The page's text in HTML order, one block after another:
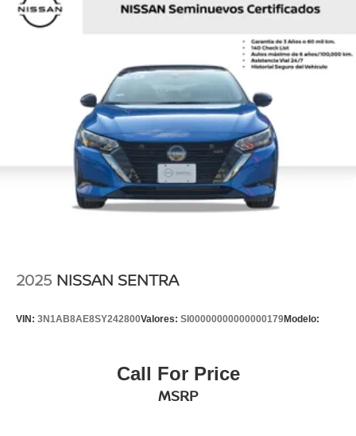
2025 NISSAN SENTRA
VIN: 3N1AB8AE8SY242800Valores: SI00000000000000179Modelo:
Call For Price
MSRP